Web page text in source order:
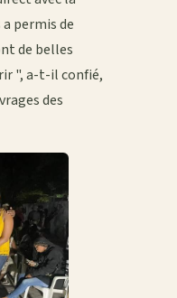
permis de
de belles
", a-t-il confié,
des